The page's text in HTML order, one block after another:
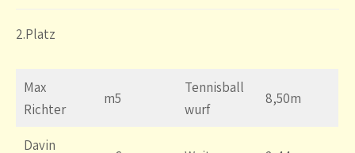
2.Platz
Max
Richter
m5
Tennisball
wurf
8,50m
Davin